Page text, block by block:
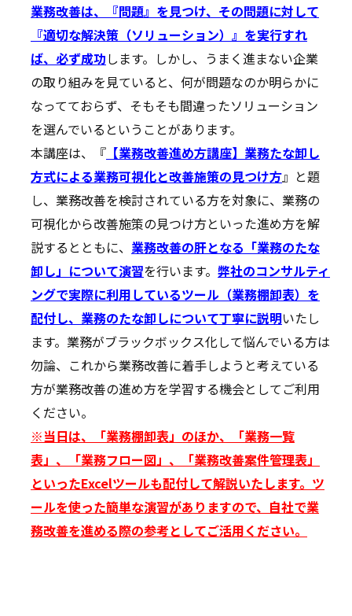
業務改善は、『問題』を見つけ、その問題に対して
『適切な解決策（ソリューション）』を実行すれ
ば、必ず成功します。しかし、うまく進まない企業
の取り組みを見ていると、何が問題なのか明らかに
なってておらず、そもそも間違ったソリューション
を選んでいるということがあります。
本講座は、『 【業務改善進め方講座】業務たな卸し
方式による業務可視化と改善施策の見つけ方』と題
し、業務改善を検討されている方を対象に、業務の
可視化から改善施策の見つけ方といった進め方を解
説するとともに、 業務改善の肝となる「業務のたな
卸し」について演習を行います。 弊社のコンサルティ
ングで実際に利用しているツール（業務棚卸表）を
配付し、業務のたな卸しについて丁寧に説明いたし
ます。業務がブラックボックス化して悩んでいる方は
勿論、これから業務改善に着手しようと考えている
方が業務改善の進め方を学習する機会としてご利用
ください。
※当日は、「業務棚卸表」のほか、「業務一覧
表」、「業務フロー図」、「業務改善案件管理表」
といったExcelツールも配付して解説いたします。ツ
ールを使った簡単な演習がありますので、自社で業
務改善を進める際の参考としてご活用ください。